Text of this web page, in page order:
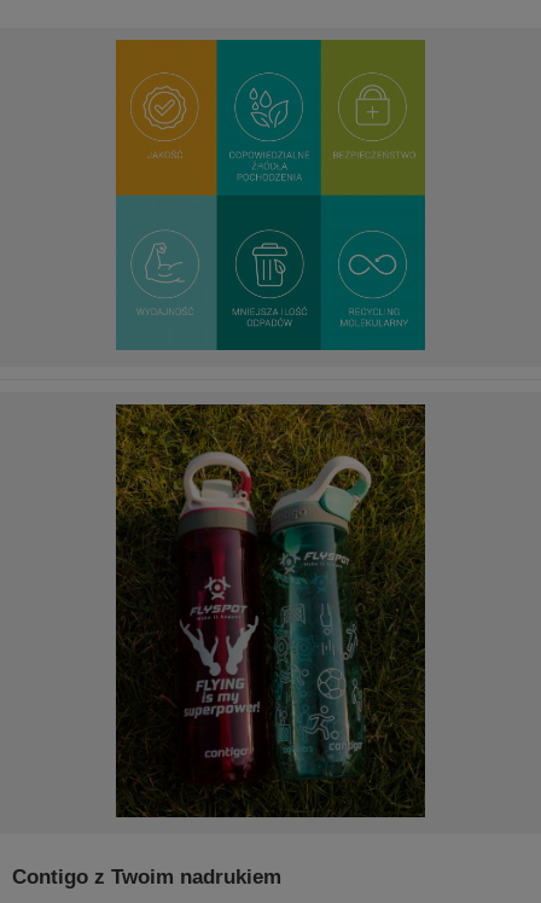
Contigo z Twoim nadrukiem